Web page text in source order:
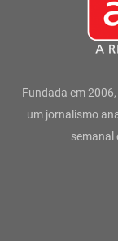
Fundada em
um jornalismo
semanal